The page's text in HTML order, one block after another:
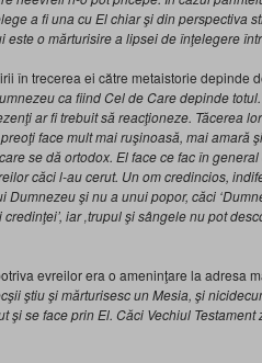
a fi una cu El chiar şi din perspectiva
o mărturisire a lipsei de înţelegere
în trecerea ei către metaistorie depinde
ca fiind Cel de Care depinde
ar fi trebuit să reacţioneze. Tăcerea
face mult mai ruşinoasă, mai amară
se dă ortodox. El face ce fac în
căci l-au cerut. Un om credincios,
şi nu a unui popor, căci
iar ‚trupul şi sângele nu pot
evreilor era o ameninţare la adresa
ştiu şi mărturisesc un Mesia, şi
şi se face prin El. Căci Vechiul Testament